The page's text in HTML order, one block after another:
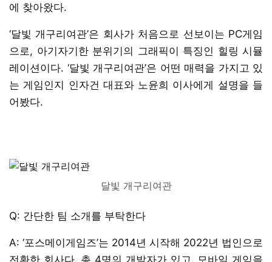
에 찾아왔다.
‘달빛 개구리여관’은 회사가 처음으로 선보이는 PC게임
으로, 아기자기한 분위기의 그래픽이 특징인 힐링 시뮬
레이션이다. ‘달빛 개구리여관’은 어떤 매력을 가지고 있
는 게임인지 인자건 대표와 노윤희 이사에게 설명을 들
어봤다.
달빛 개구리여관
Q: 간단한 팀 소개를 부탁한다
A: ‘포스메이게임즈’는 2014년 시작해 2022년 법인으로
전환한 회사다. 총 4명의 개발자가 있고, 모바일 게임을